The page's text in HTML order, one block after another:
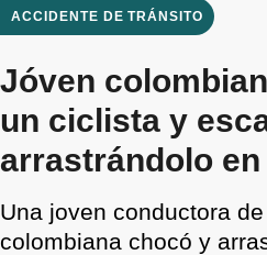
ACCIDENTE DE TRÁNSITO
Jóven
un ciclista y
arrastrándolo
Una joven conductora
colombiana chocó y